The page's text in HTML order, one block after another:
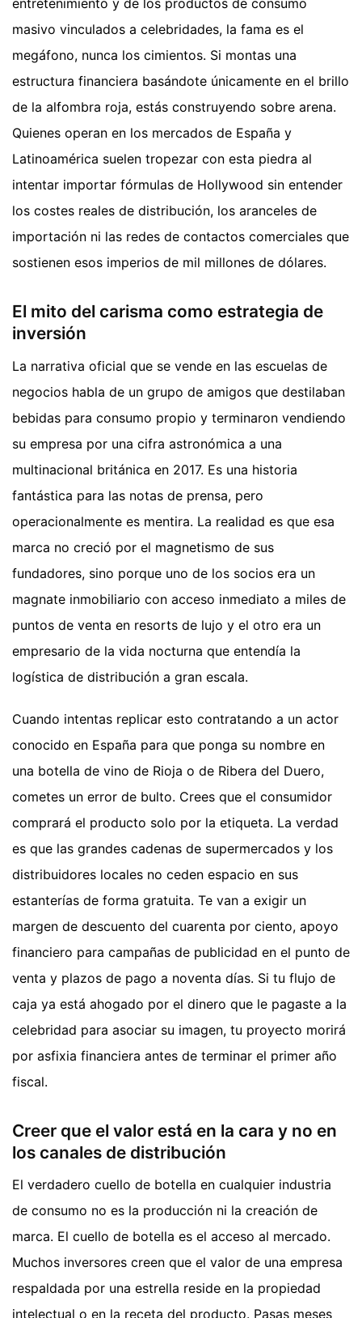
entretenimiento y de los productos de consumo
masivo vinculados a celebridades, la fama es el
megáfono, nunca los cimientos. Si montas una
estructura financiera basándote únicamente en el brillo
de la alfombra roja, estás construyendo sobre arena.
Quienes operan en los mercados de España y
Latinoamérica suelen tropezar con esta piedra al
intentar importar fórmulas de Hollywood sin entender
los costes reales de distribución, los aranceles de
importación ni las redes de contactos comerciales que
sostienen esos imperios de mil millones de dólares.
El mito del carisma como estrategia de
inversión
La narrativa oficial que se vende en las escuelas de
negocios habla de un grupo de amigos que destilaban
bebidas para consumo propio y terminaron vendiendo
su empresa por una cifra astronómica a una
multinacional británica en 2017. Es una historia
fantástica para las notas de prensa, pero
operacionalmente es mentira. La realidad es que esa
marca no creció por el magnetismo de sus
fundadores, sino porque uno de los socios era un
magnate inmobiliario con acceso inmediato a miles de
puntos de venta en resorts de lujo y el otro era un
empresario de la vida nocturna que entendía la
logística de distribución a gran escala.
Cuando intentas replicar esto contratando a un actor
conocido en España para que ponga su nombre en
una botella de vino de Rioja o de Ribera del Duero,
cometes un error de bulto. Crees que el consumidor
comprará el producto solo por la etiqueta. La verdad
es que las grandes cadenas de supermercados y los
distribuidores locales no ceden espacio en sus
estanterías de forma gratuita. Te van a exigir un
margen de descuento del cuarenta por ciento, apoyo
financiero para campañas de publicidad en el punto de
venta y plazos de pago a noventa días. Si tu flujo de
caja ya está ahogado por el dinero que le pagaste a la
celebridad para asociar su imagen, tu proyecto morirá
por asfixia financiera antes de terminar el primer año
fiscal.
Creer que el valor está en la cara y no en
los canales de distribución
El verdadero cuello de botella en cualquier industria
de consumo no es la producción ni la creación de
marca. El cuello de botella es el acceso al mercado.
Muchos inversores creen que el valor de una empresa
respaldada por una estrella reside en la propiedad
intelectual o en la receta del producto. Pasas meses